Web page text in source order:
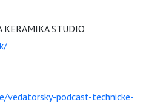
STUDIO
podcast-technicke-